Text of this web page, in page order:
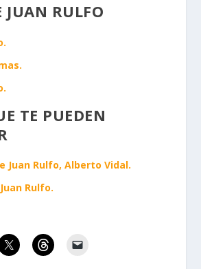
JUAN RULFO
TE PUEDEN
Juan Rulfo, Alberto Vidal.
Rulfo.